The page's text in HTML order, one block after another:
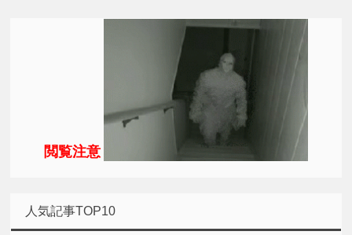
閲覧注意
人気記事TOP10